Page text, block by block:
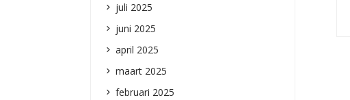
juli 2025
juni 2025
april 2025
maart 2025
februari 2025